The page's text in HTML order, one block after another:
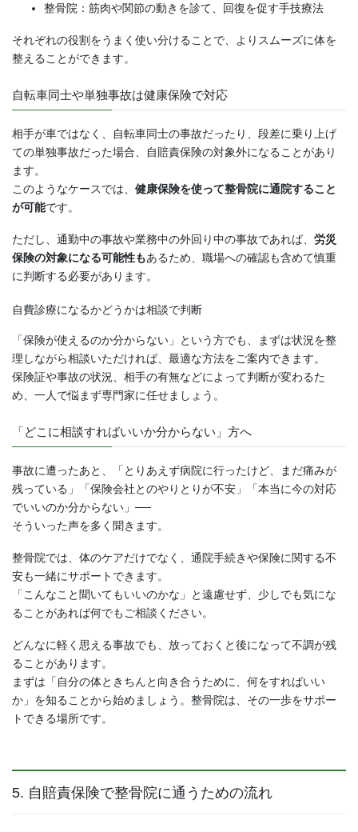
整骨院：筋肉や関節の動きを診て、回復を促す手技療法
それぞれの役割をうまく使い分けることで、よりスムーズに体を
整えることができます。
自転車同士や単独事故は健康保険で対応
相手が車ではなく、自転車同士の事故だったり、段差に乗り上げ
ての単独事故だった場合、自賠責保険の対象外になることがあり
ます。
このようなケースでは、 健康保険を使って整骨院に通院すること
が可能です。
ただし、通勤中の事故や業務中の外回り中の事故であれば、 労災
保険の対象になる可能性もあるため、職場への確認も含めて慎重
に判断する必要があります。
自費診療になるかどうかは相談で判断
「保険が使えるのか分からない」という方でも、まずは状況を整
理しながら相談いただければ、最適な方法をご案内できます。
保険証や事故の状況、相手の有無などによって判断が変わるた
め、一人で悩まず専門家に任せましょう。
「どこに相談すればいいか分からない」方へ
事故に遭ったあと、「とりあえず病院に行ったけど、まだ痛みが
残っている」「保険会社とのやりとりが不安」「本当に今の対応
でいいのか分からない」──
そういった声を多く聞きます。
整骨院では、体のケアだけでなく、通院手続きや保険に関する不
安も一緒にサポートできます。
「こんなこと聞いてもいいのかな」と遠慮せず、少しでも気にな
ることがあれば何でもご相談ください。
どんなに軽く思える事故でも、放っておくと後になって不調が残
ることがあります。
まずは「自分の体ときちんと向き合うために、何をすればいい
か」を知ることから始めましょう。整骨院は、その一歩をサポー
トできる場所です。
5. 自賠責保険で整骨院に通うための流れ